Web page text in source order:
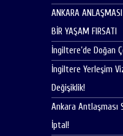
ANKARA ANLAŞMASI
BİR YAŞAM FIRSATI
İngiltere’de Doğan
İngiltere Yerleşim
Değişiklik!
Ankara Antlaşması
İptal!